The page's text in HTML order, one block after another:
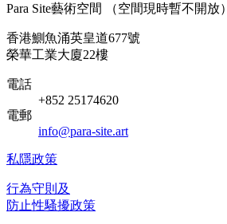
Para Site藝術空間 （空間現時暫不開放）
香港鰂魚涌英皇道677號
榮華工業大廈22樓
電話
+852 25174620
電郵
info@para-site.art
私隱政策
行為守則及
防止性騷擾政策